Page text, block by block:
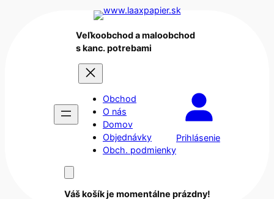
Veľkoobchod a maloobchod
s kanc. potrebami
Obchod
O nás
Domov
Objednávky
Obch. podmienky
Prihlásenie
Váš košík je momentálne prázdny!